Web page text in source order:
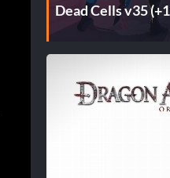
Dead Cells v35